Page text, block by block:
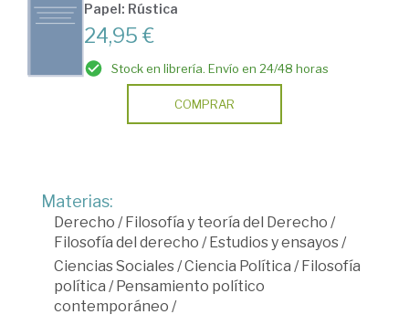
Papel: Rústica
24,95 €
Stock en librería. Envío en 24/48 horas
COMPRAR
Materias:
Derecho / Filosofía y teoría del Derecho /
Filosofía del derecho / Estudios y ensayos/
Ciencias Sociales/Ciencia Política / Filosofía
política / Pensamiento político
contemporáneo /